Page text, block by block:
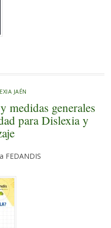
JAÉN
medidas generales
para Dislexia y
FEDANDIS